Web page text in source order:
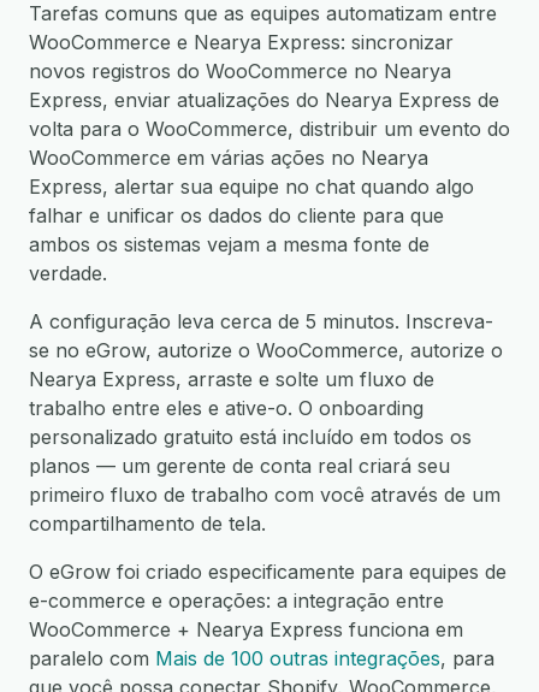
Tarefas comuns que as equipes automatizam entre
WooCommerce e Nearya Express: sincronizar
novos registros do WooCommerce no Nearya
Express, enviar atualizações do Nearya Express de
volta para o WooCommerce, distribuir um evento do
WooCommerce em várias ações no Nearya
Express, alertar sua equipe no chat quando algo
falhar e unificar os dados do cliente para que
ambos os sistemas vejam a mesma fonte de
verdade.
A configuração leva cerca de 5 minutos. Inscreva-
se no eGrow, autorize o WooCommerce, autorize o
Nearya Express, arraste e solte um fluxo de
trabalho entre eles e ative-o. O onboarding
personalizado gratuito está incluído em todos os
planos — um gerente de conta real criará seu
primeiro fluxo de trabalho com você através de um
compartilhamento de tela.
O eGrow foi criado especificamente para equipes de
e-commerce e operações: a integração entre
WooCommerce + Nearya Express funciona em
paralelo com Mais de 100 outras integrações, para
que você possa conectar Shopify, WooCommerce,